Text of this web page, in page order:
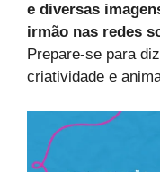
e diversas
irmão nas redes
Prepare-se para
criatividade e